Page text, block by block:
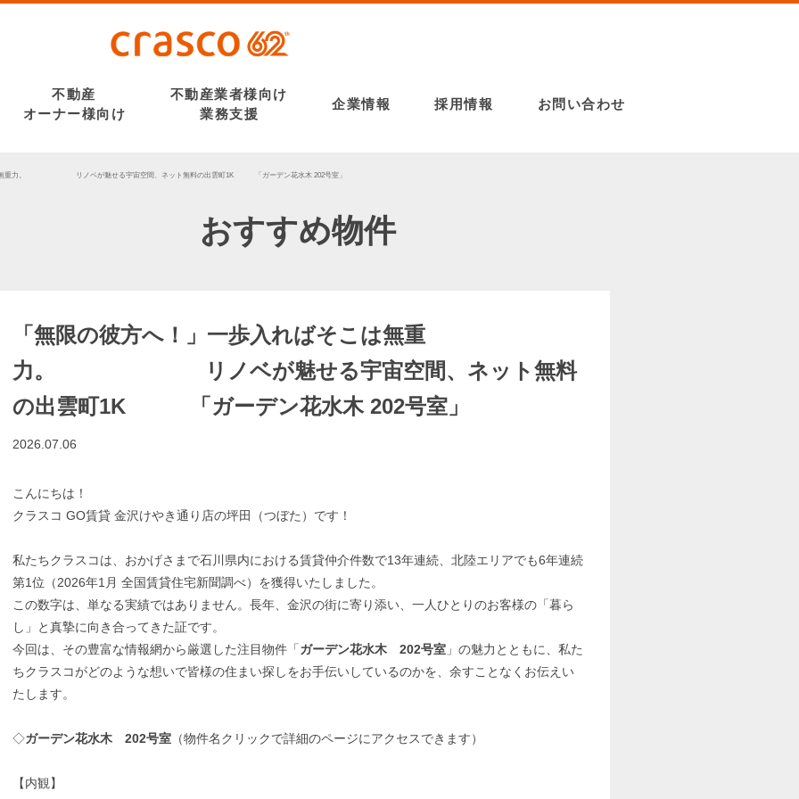
不動産
オーナー様向け
不動産業者様向け
業務支援
企業情報 採用情報 お問い合わせ
は無重力。 リノベが魅せる宇宙空間、ネット無料の出雲町1K 「ガーデン花水木 202号室」
おすすめ物件
「無限の彼方へ！」一歩入ればそこは無重
力。 リノベが魅せる宇宙空間、ネット無料
の出雲町1K 「ガーデン花水木 202号室」
2026.07.06
こんにちは！
クラスコ GO賃貸 金沢けやき通り店の坪田（つぼた）です！
私たちクラスコは、おかげさまで石川県内における賃貸仲介件数で13年連続、北陸エリアでも6年連続
第1位（2026年1月 全国賃貸住宅新聞調べ）を獲得いたしました。
この数字は、単なる実績ではありません。長年、金沢の街に寄り添い、一人ひとりのお客様の「暮ら
し」と真摯に向き合ってきた証です。
今回は、その豊富な情報網から厳選した注目物件「ガーデン花水木 202号室 」の魅力とともに、私た
ちクラスコがどのような想いで皆様の住まい探しをお手伝いしているのかを、余すことなくお伝えい
たします。
◇ガーデン花水木 202号室 （物件名クリックで詳細のページにアクセスできます）
【内観】